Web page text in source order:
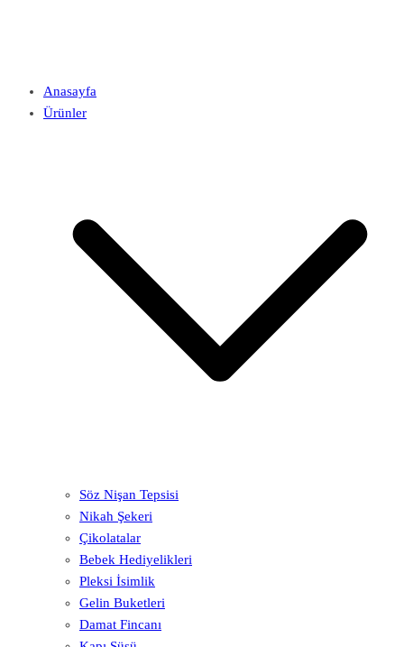
Anasayfa
Ürünler
Söz Nişan Tepsisi
Nikah Şekeri
Çikolatalar
Bebek Hediyelikleri
Pleksi İsimlik
Gelin Buketleri
Damat Fincanı